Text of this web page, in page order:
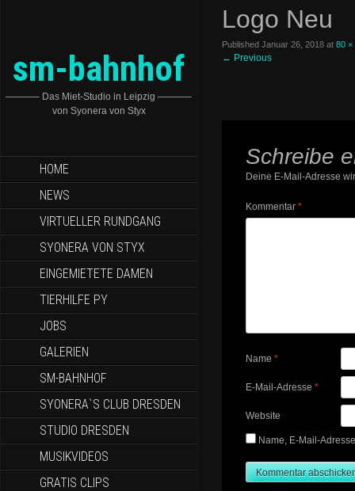
sm-bahnhof
———– Das Miet-Studio in Leipzig ———–
von Syonera von Styx
HOME
NEWS
VIRTUELLER RUNDGANG
SYONERA VON STYX
EINGEMIETETE DAMEN
TIERHILFE PY
JOBS
GALERIEN
SM-BAHNHOF
SYONERA`S CLUB DRESDEN
STUDIO DRESDEN
MUSIKVIDEOS
GRATIS CLIPS
Logo Neu
Published Januar 26, 2018 at 80 ×
← Previous
Schreibe
Deine E-Mail-Adresse
Kommentar *
Name *
E-Mail-Adresse *
Website
Name, E-Mail-